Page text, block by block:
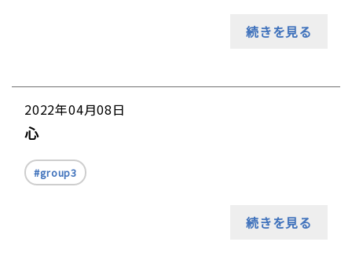
続きを見る
2022年04月08日
心
group3
続きを見る